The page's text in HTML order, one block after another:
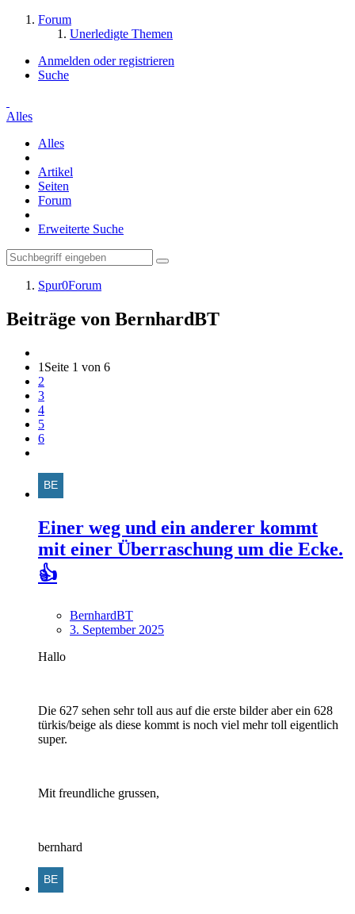
Forum
Unerledigte Themen
Anmelden oder registrieren
Suche
Alles
Alles
Artikel
Seiten
Forum
Erweiterte Suche
Spur0Forum
Beiträge von BernhardBT
1 Seite 1 von 6
2
3
4
5
6
Einer weg und ein anderer kommt
mit einer Überraschung um die Ecke.
👍
BernhardBT
3. September 2025
Hallo
Die 627 sehen sehr toll aus auf die erste bilder aber ein 628
türkis/beige als diese kommt is noch viel mehr toll eigentlich
super.
Mit freundliche grussen,
bernhard